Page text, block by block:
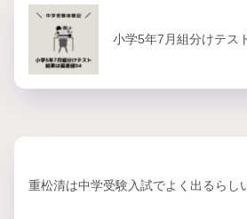
小学5年7月組分けテス
重松清は中学受験入試でよく出るらし